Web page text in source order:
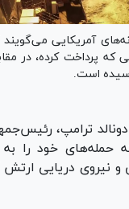
آمریکایی
که پرداخت کرده، در
است.
دونالد ترامپ،
حمله‌های خود را
نیروی دریایی ارتش